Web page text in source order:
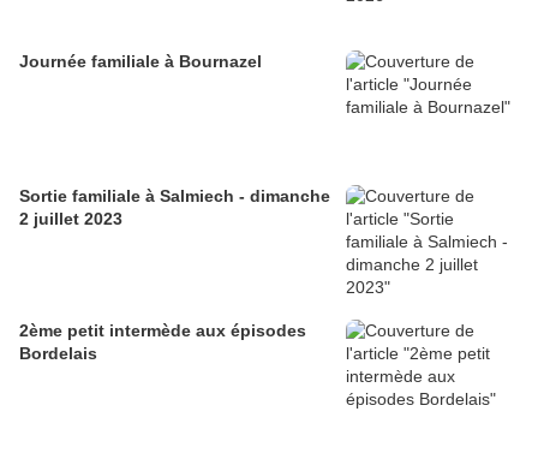
Journée familiale à Bournazel
Sortie familiale à Salmiech - dimanche
2 juillet 2023
2ème petit intermède aux épisodes
Bordelais